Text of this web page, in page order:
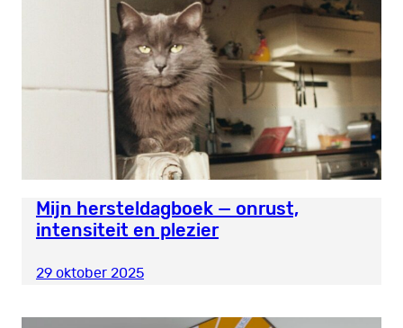
Mijn hersteldagboek — onrust,
intensiteit en plezier
29 oktober 2025